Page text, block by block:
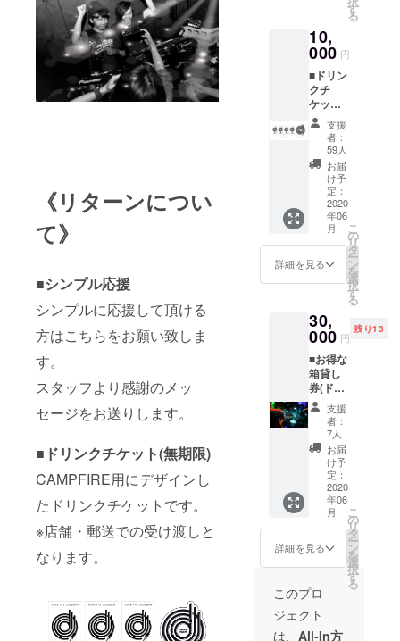
《リターンについ
て》
■シンプル応援
シンプルに応援して頂ける
方はこちらをお願い致しま
す。
スタッフより感謝のメッ
セージをお送りします。
■ドリンクチケット(無期限)
CAMPFIRE用にデザインし
たドリンクチケットです。
※店舗・郵送での受け渡しと
なります。
トート
バッグ
です。
A3サイ
ズが入
りオー
プン
キャン
パス用
バッグ
など、
幅広い
用途に
ご利用
す。
【サイ
43 / 高
さ33 /
マチ12 /
持ち手
3×46 /
容量約
17L
注生産
の為、
の在庫
状況や
工場の
稼働状
況に
よって
はお時
間を頂
く場合
もござ
いま
す。予
承くだ
さい。
※グッズ
はあく
までイ
メージ
です。
※店舗・
郵送で
の受け
渡しと
なりま
す。
TAKER
IWAZA
KI、デ
ザイ
ナーの
KRAK
による
オリジ
ナルス
テッ
カー ※
サイズ
S/M/L/X
Lの中か
ら一点
お選び
頂けま
は
WHITE/
GRAY
からお
選び頂
けま
す。 (.
支援時
にプル
ダウン
ニュー
よりご
希望の
受け取
り方法
を選択
※GRAY
びいた
だいた
す
る
10,
000 円
■ドリン
クチ
ケット8
枚(無期
限) ■オ
リジナ
ルス
テッ
カー ■
オリジ
ナル
フェイ
スタオ
ル ■オ
リジナ
ルTシャ
イズは
S/M/L/X
Lの中か
ら一点
お選び
頂けま
す。 (支
援時に
プルダ
ウンメ
ニュー
よりご
希望の
受け取
り方法
を選択
くださ
は
WHITE/
BLACK
からお
支援
者：
59人
お届
け予
定：
2020
年06
月
詳細を見る
こ
の
リ
タ
ー
ン
を
選
択
す
る
30,
000 円
残り13
■お得な
箱貸し
券(ドリ
ンク10
杯付き)
※入り時
間〜退
出時間
が9時間
以内で
お願い
致しま
す。 ※
こちら
のリ
ターン
は平日
と土日
祝日問
わず利
支援
者：
7人
お届
け予
定：
2020
年06
月
詳細を見る
こ
の
リ
タ
ー
ン
を
選
択
す
る
このプロ
ジェクト
は、 All-In方